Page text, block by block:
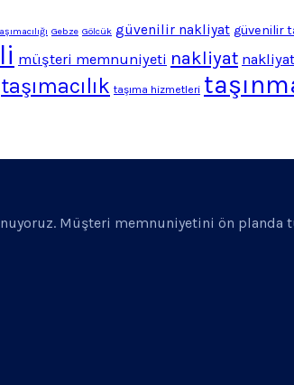
Gebze Gölcük güvenilir nakliyat güvenilir
müşteri memnuniyeti nakliyat
taşımacılık taşıma hizmetleri
Müşteri memnuniyetini ön planda